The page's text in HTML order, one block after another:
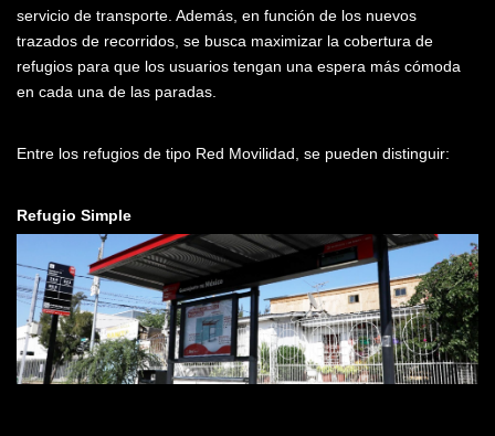
servicio de transporte. Además, en función de los nuevos
trazados de recorridos, se busca maximizar la cobertura de
refugios para que los usuarios tengan una espera más cómoda
en cada una de las paradas.
Entre los refugios de tipo Red Movilidad, se pueden distinguir:
Refugio Simple